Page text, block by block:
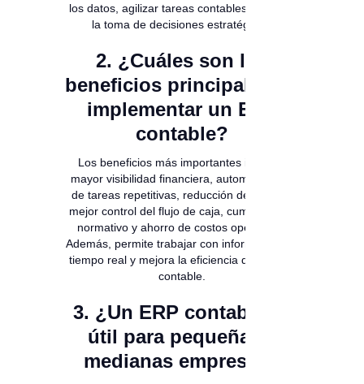
los datos, agilizar tareas contables y facilitar
la toma de decisiones estratégicas.
2. ¿Cuáles son los
beneficios principales de
implementar un ERP
contable?
Los beneficios más importantes incluyen
mayor visibilidad financiera, automatización
de tareas repetitivas, reducción de errores,
mejor control del flujo de caja, cumplimiento
normativo y ahorro de costos operativos.
Además, permite trabajar con información en
tiempo real y mejora la eficiencia del equipo
contable.
3. ¿Un ERP contable es
útil para pequeñas y
medianas empresas?